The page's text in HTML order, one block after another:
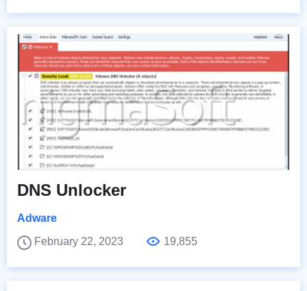
DNS Unlocker
Adware
February 22, 2023
19,855